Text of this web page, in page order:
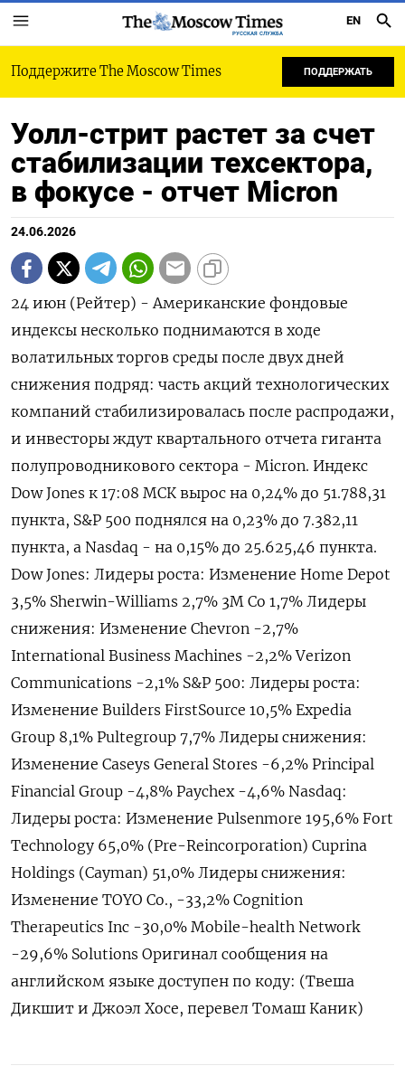
РУССКАЯ СЛУЖБА
EN
Поддержите The Moscow Times ПОДДЕРЖАТЬ
Уолл-стрит растет за счет
стабилизации техсектора,
в фокусе - отчет Micron
24.06.2026
24 июн (Рейтер) - Американские фондовые
индексы несколько поднимаются в ходе
волатильных торгов среды после ‌двух дней
снижения подряд: часть акций технологических
компаний стабилизировалась после распродажи,
и инвесторы ждут ​квартального отчета ​гиганта ​
полупроводникового сектора - Micron. Индекс
⁠Dow Jones к 17:‌08 МСК вырос ‌на 0,24% до 51.788,31
пункта, ​S&P 500 поднялся на ‌0,23% до 7.382,11 ​
пункта, а Nasdaq - на 0,15% ‌до 25.625,46 пункта.
Dow Jones: Лидеры роста: Изменение Home Depot
3,5% Sherwin-Williams 2,7% 3M ​Co 1,7% Лидеры ​
снижения: Изменение Chevron -‌2,7%
International Business Machines -2,2% Verizon
Communications -​2,1% S&P 500: Лидеры роста:
Изменение Builders FirstSource 10,5% Expedia
Group 8,1% Pultegroup 7,7% Лидеры снижения:
Изменение Caseys General Stores -6,2% Principal
Financial Group -4,8% Paychex -4,6% Nasdaq:
Лидеры роста: Изменение Pulsenmore 195,6% Fort
Technology 65,0% (Pre-​Reincorporation) Cuprina
Holdings (⁠Cayman) 51,0% Лидеры снижения:
Изменение TOYO Co., -33,2% Cognition
Therapeutics Inc -‌30,0% Mobile-health Network
-29,6% Solutions Оригинал ‌сообщения на
английском языке доступен по ​коду: (Твеша
Дикшит и Джоэл ‌Хосе, перевел Томаш Каник)